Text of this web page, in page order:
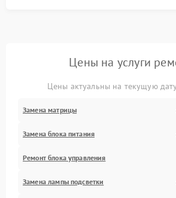
Цены на услуги
Цены актуальны на текущую
Замена матрицы
Замена блока питания
Ремонт блока управления
Замена лампы подсветки